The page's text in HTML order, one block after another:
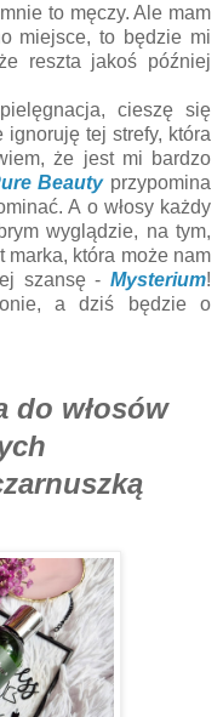
to męczy. Ale mam
miejsce, to będzie mi
reszta jakoś później
cieszę się
tej strefy, która
że jest mi bardzo
Beautyprzypomina
A o włosy każdy
wyglądzie, na tym,
marka, która może nam
szansę - Mysterium!
a dziś będzie o
do włosów